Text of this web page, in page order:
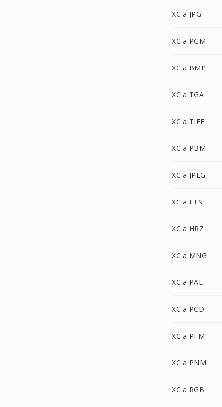
XC a JPG
XC a PGM
XC a BMP
XC a TGA
XC a TIFF
XC a PBM
XC a JPEG
XC a FTS
XC a HRZ
XC a MNG
XC a PAL
XC a PCD
XC a PFM
XC a PNM
XC a RGB